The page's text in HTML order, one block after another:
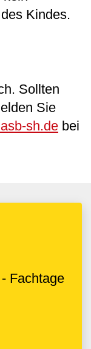
Kindes.
Sollten
Sie
sh.de bei
Fachtage